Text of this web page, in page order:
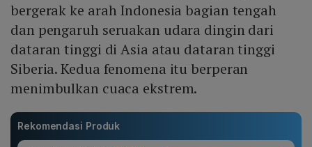
bergerak ke arah Indonesia bagian tengah
dan pengaruh seruakan udara dingin dari
dataran tinggi di Asia atau dataran tinggi
Siberia. Kedua fenomena itu berperan
menimbulkan cuaca ekstrem.
Rekomendasi Produk